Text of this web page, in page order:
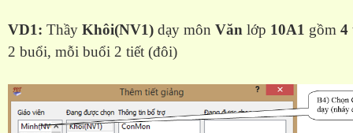
VD1: Thầy Khôi(NV1) dạy môn Văn lớp 10A1 gồm 4
2 buổi, mỗi buổi 2 tiết (đôi)